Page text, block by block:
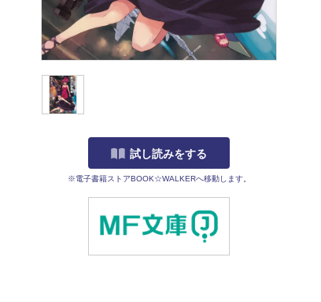
試し読みをする
※電子書籍ストアBOOK☆WALKERへ移動します。